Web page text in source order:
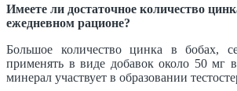
Имеете ли достаточное количество
ежедневном рационе?
Большое количество цинка в бобах,
применять в виде добавок около 50 мг
минерал участвует в образовании